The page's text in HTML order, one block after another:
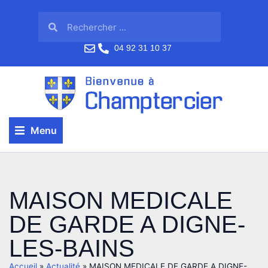
04 92 31 10 37
Menu
MAISON MEDICALE
DE GARDE A DIGNE-
LES-BAINS